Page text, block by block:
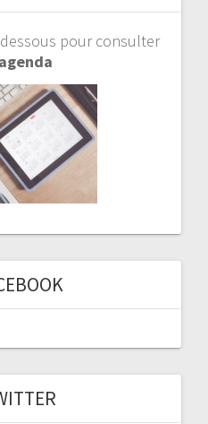
dessous pour consulter